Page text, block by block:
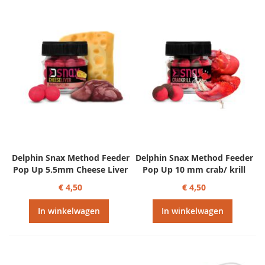
Delphin Snax Method Feeder
Pop Up 5.5mm Cheese Liver
€ 4,50
In winkelwagen
Delphin Snax Method Feeder
Pop Up 10 mm crab/ krill
€ 4,50
In winkelwagen